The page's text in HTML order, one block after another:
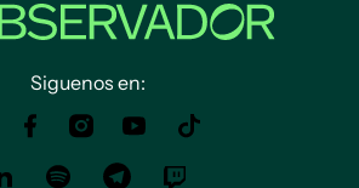
Siguenos en: